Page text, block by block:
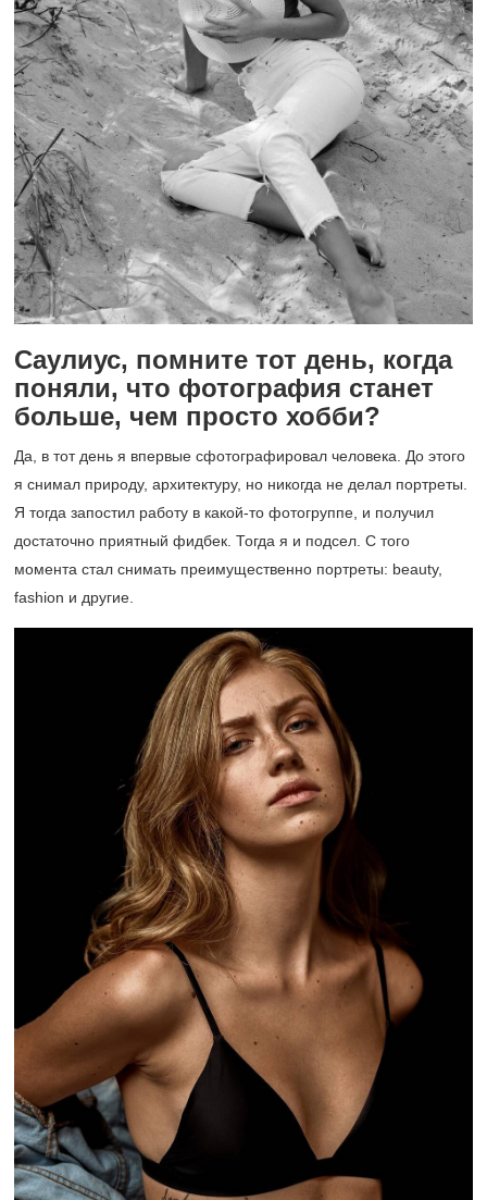
Саулиус, помните тот день, когда
поняли, что фотография станет
больше, чем просто хобби?
Да, в тот день я впервые сфотографировал человека. До этого
я снимал природу, архитектуру, но никогда не делал портреты.
Я тогда запостил работу в какой-то фотогруппе, и получил
достаточно приятный фидбек. Тогда я и подсел. С того
момента стал снимать преимущественно портреты: beauty,
fashion и другие.